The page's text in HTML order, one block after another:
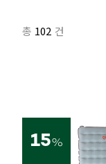
총 102 건
15%